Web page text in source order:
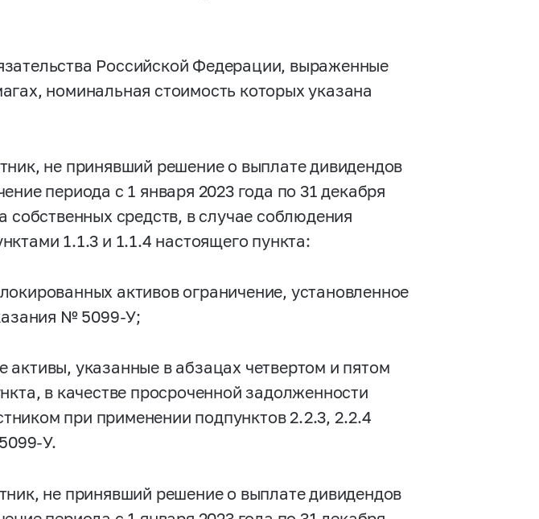
Российской Федерации, выраженные
номинальная стоимость которых указана
не принявший решение о выплате дивидендов
периода с 1 января 2023 года по 31 декабря
собственных средств, в случае соблюдения
1.1.3 и 1.1.4 настоящего пункта:
активов ограничение, установленное
№ 5099-У;
активы, указанные в абзацах четвертом и пятом
в качестве просроченной задолженности
при применении подпунктов 2.2.3, 2.2.4
5099-У.
не принявший решение о выплате дивидендов